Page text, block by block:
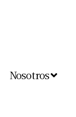
Nosotros